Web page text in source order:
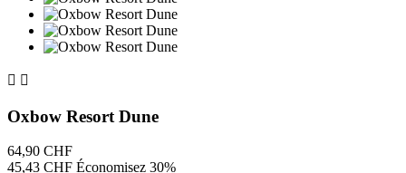
 
Oxbow Resort Dune
64,90 CHF
45,43 CHF Économisez 30%